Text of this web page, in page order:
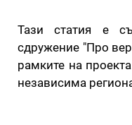
Тази статия е
сдружение "Про
рамките на
независима